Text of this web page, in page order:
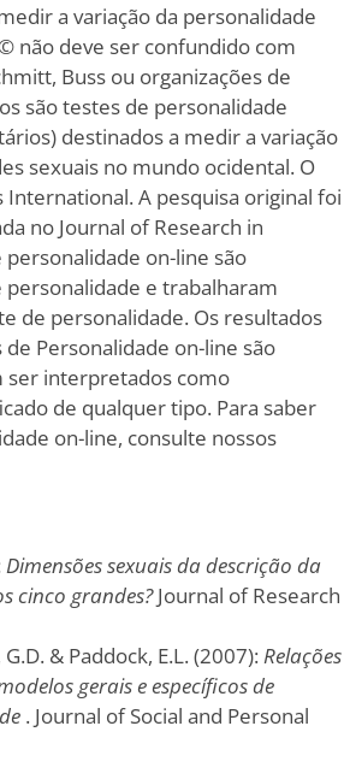
a variação da personalidade
não deve ser confundido com
Buss ou organizações de
são testes de personalidade
destinados a medir a variação
sexuais no mundo ocidental. O
International. A pesquisa original foi
no Journal of Research in
on-line são
e trabalharam
de personalidade. Os resultados
Personalidade on-line são
ser interpretados como
de qualquer tipo. Para saber
on-line, consulte nossos
Dimensões sexuais da descrição da
cinco grandes?Journal of Research
& Paddock, E.L. (2007): Relações
gerais e específicos de
. Journal of Social and Personal